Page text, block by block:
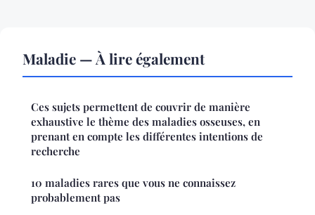
Maladie — À lire également
Ces sujets permettent de couvrir de manière
exhaustive le thème des maladies osseuses, en
prenant en compte les différentes intentions de
recherche
10 maladies rares que vous ne connaissez
probablement pas